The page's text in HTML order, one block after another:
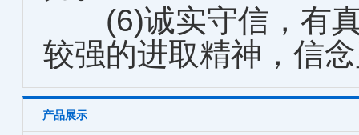
(6)诚实守信，有真
较强的进取精神，信
产品展示